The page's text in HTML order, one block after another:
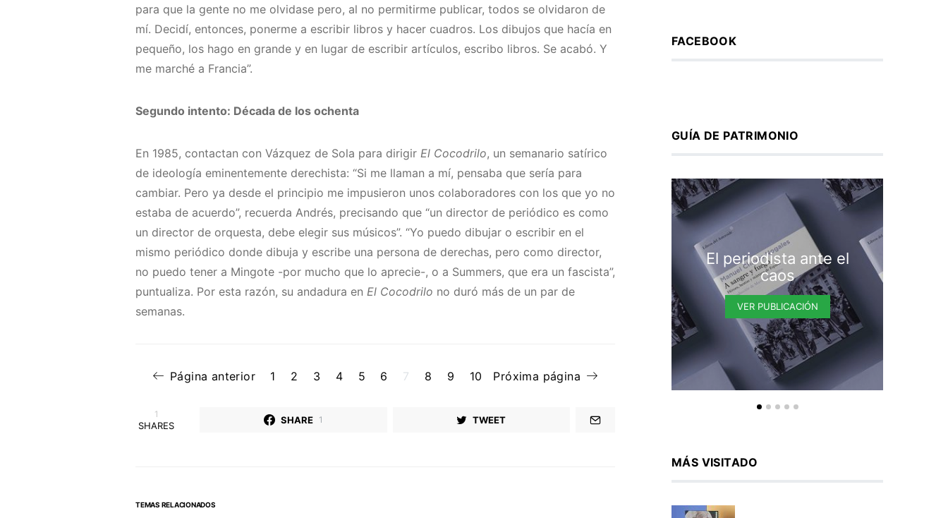
para que la gente no me olvidase pero, al no permitirme publicar, todos se olvidaron de
mí. Decidí, entonces, ponerme a escribir libros y hacer cuadros. Los dibujos que hacía en
pequeño, los hago en grande y en lugar de escribir artículos, escribo libros. Se acabó. Y
me marché a Francia”.
Segundo intento: Década de los ochenta
En 1985, contactan con Vázquez de Sola para dirigir El Cocodrilo, un semanario satírico
de ideología eminentemente derechista: “Si me llaman a mí, pensaba que sería para
cambiar. Pero ya desde el principio me impusieron unos colaboradores con los que yo no
estaba de acuerdo”, recuerda Andrés, precisando que “un director de periódico es como
un director de orquesta, debe elegir sus músicos”. “Yo puedo dibujar o escribir en el
mismo periódico donde dibuja y escribe una persona de derechas, pero como director,
no puedo tener a Mingote -por mucho que lo aprecie-, o a Summers, que era un fascista”,
puntualiza. Por esta razón, su andadura en El Cocodrilo no duró más de un par de
semanas.
Página anterior 1 2 3 4 5 6 7 8 9 10 Próxima página
1
SHARES SHARE 1 TWEET
TEMAS RELACIONADOS
FACEBOOK
GUÍA DE PATRIMONIO
El periodista ante el
caos
VER PUBLICACIÓN
MÁS VISITADO